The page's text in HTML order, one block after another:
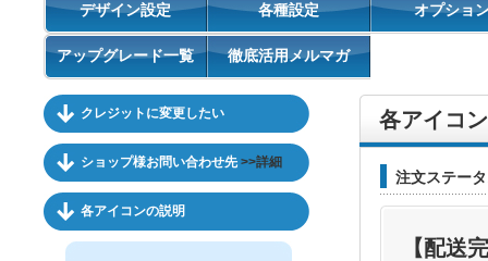
デザイン設定 各種設定 オプショ
アップグレード一覧 徹底活用メルマガ
クレジットに変更したい
ショップ様お問い合わせ先 >>詳細
各アイコンの説明
各アイコ
注文ステー
【配送